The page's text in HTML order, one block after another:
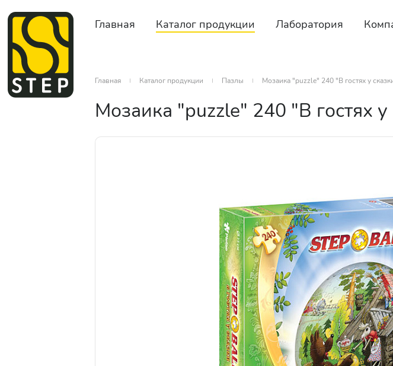
Главная Каталог продукции Лаборатория
Главная Каталог продукции Пазлы Мозаика "puzzle" 240 "В гостях у
Мозаика "puzzle" 240 "В гостях